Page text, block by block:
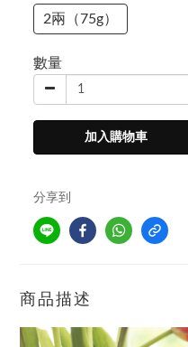
2兩（75g）
數量
加入購物車
分享到
商品描述